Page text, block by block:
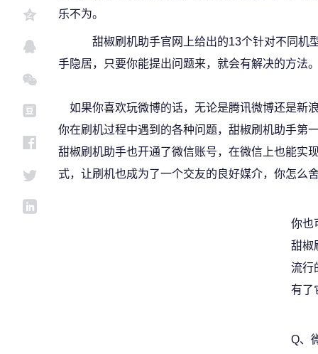
乐不为。
甜椒刷机助手官网上给出的13个针对不同机
手隐居，只要你能提出问题来，就会有解决的方法
如果你喜欢玩微博的话，无论是腾讯微博还是新
你在刷机过程中遇到的各种问题，甜椒刷机助手第
甜椒刷机助手也开通了微信账号，在微信上也能实
式，让刷机也成为了一个交友的良好媒介，你怎么
你也
甜椒
流行
有了
Q、